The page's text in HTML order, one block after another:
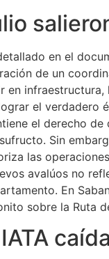
en el
de un
en
el verdadero
el derecho
Sin
las
avalúos no
En
sobre la Ruta